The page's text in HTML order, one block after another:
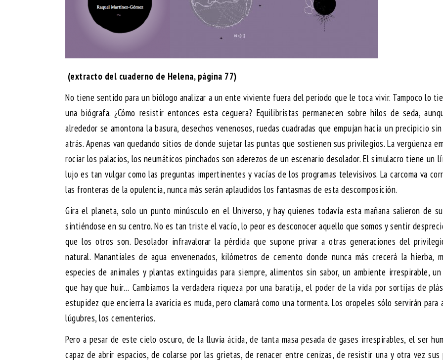
(extracto del cuaderno de Helena, página 77)
No tiene sentido para un biólogo analizar a un ente viviente fuera del periodo que le toca vivir. Tampoco lo
una biógrafa. ¿Cómo resistir entonces esta ceguera? Equilibristas permanecen sobre hilos de seda,
alrededor se amontona la basura, desechos venenosos, ruedas cuadradas que empujan hacia un precipicio
atrás. Apenas van quedando sitios de donde sujetar las puntas que sostienen sus privilegios. La vergüenza
rociar los palacios, los neumáticos pinchados son aderezos de un escenario desolador. El simulacro tiene un
lujo es tan vulgar como las preguntas impertinentes y vacías de los programas televisivos. La carcoma va
las fronteras de la opulencia, nunca más serán aplaudidos los fantasmas de esta descomposición.
Gira el planeta, solo un punto minúsculo en el Universo, y hay quienes todavía esta mañana salieron de
sintiéndose en su centro. No es tan triste el vacío, lo peor es desconocer aquello que somos y sentir
que los otros son. Desolador infravalorar la pérdida que supone privar a otras generaciones del
natural. Manantiales de agua envenenados, kilómetros de cemento donde nunca más crecerá la hierba,
especies de animales y plantas extinguidas para siempre, alimentos sin sabor, un ambiente irrespirable,
que hay que huir… Cambiamos la verdadera riqueza por una baratija, el poder de la vida por sortijas de
estupidez que encierra la avaricia es muda, pero clamará como una tormenta. Los oropeles sólo servirán para
lúgubres, los cementerios.
Pero a pesar de este cielo oscuro, de la lluvia ácida, de tanta masa pesada de gases irrespirables, el ser
capaz de abrir espacios, de colarse por las grietas, de renacer entre cenizas, de resistir una y otra vez sus